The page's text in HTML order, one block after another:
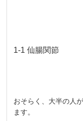
1-1 仙腸関節
おそらく、大半の人
ます。